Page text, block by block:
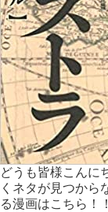
どうも皆様こんに
くネタが見つから
る漫画はこちら！